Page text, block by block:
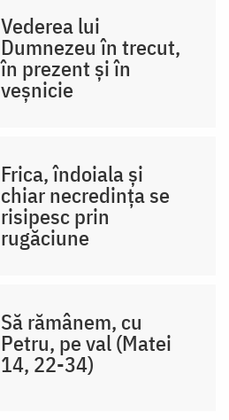
Vederea lui
Dumnezeu în trecut,
în prezent și în
veșnicie
Frica, îndoiala și
chiar necredința se
risipesc prin
rugăciune
Să rămânem, cu
Petru, pe val (Matei
14, 22-34)